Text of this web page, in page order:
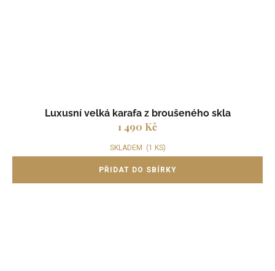
Luxusní velká karafa z broušeného skla
1 490 Kč
SKLADEM (1 KS)